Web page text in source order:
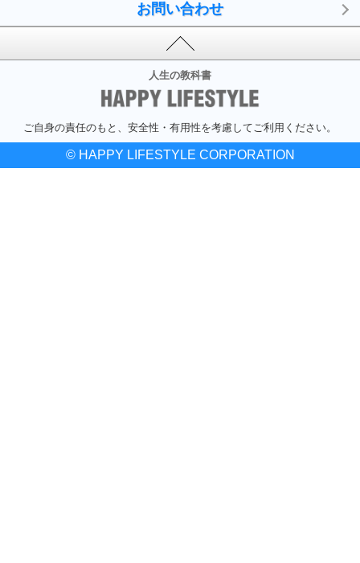
お問い合わせ
人生の教科書
ご自身の責任のもと、安全性・有用性を考慮してご利用ください。
© HAPPY LIFESTYLE CORPORATION